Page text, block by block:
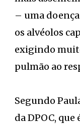
– uma
os alvéolos
exigindo
pulmão ao
Segundo
da DPOC, que